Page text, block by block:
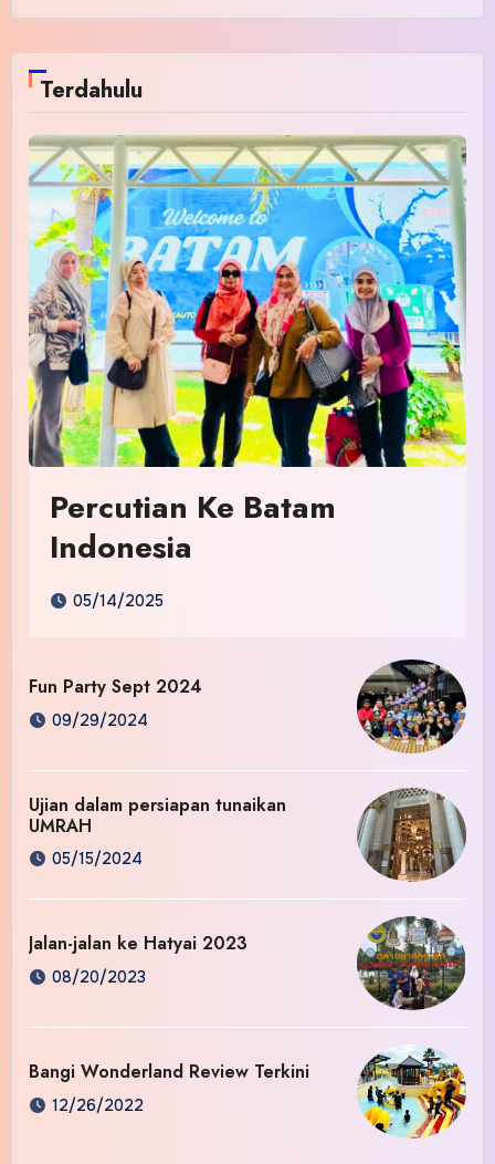
Terdahulu
Percutian Ke Batam
Indonesia
05/14/2025
Fun Party Sept 2024
09/29/2024
Ujian dalam persiapan tunaikan
UMRAH
05/15/2024
Jalan-jalan ke Hatyai 2023
08/20/2023
Bangi Wonderland Review Terkini
12/26/2022